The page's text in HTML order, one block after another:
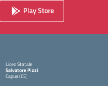
Play Store
Liceo Statale
Salvatore Pizzi
Capua (CE)
— Visita la pagina iniziale della scuola